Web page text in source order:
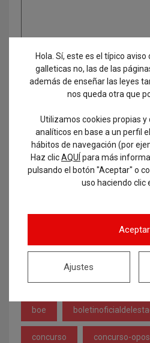
Etiquetas
ayuntamiento
boe
concurso concurso-
Hola. Sí, este es el típico
galleticas no, las de las
además de enseñar las leyes
nos queda otra que
Utilizamos cookies propias
analíticos en base a un perfil
hábitos de navegación (por
Haz clicAQUÍ para más
pulsando el botón "Aceptar" o
uso haciendo clic
Aceptar
Ajustes